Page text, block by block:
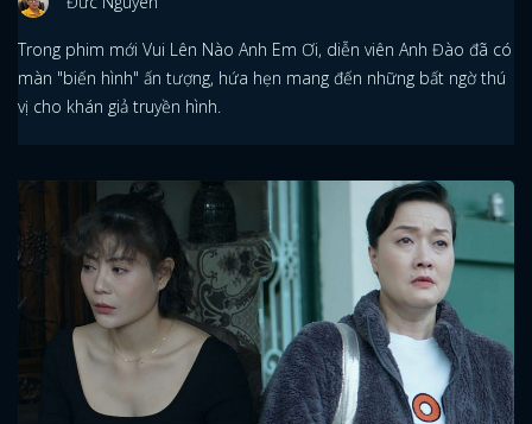
Trong phim mới Vui Lên Nào Anh Em Ơi, diễn viên Anh Đào đã có
màn "biến hình" ấn tượng, hứa hẹn mang đến những bất ngờ thú
vị cho khán giả truyền hình.